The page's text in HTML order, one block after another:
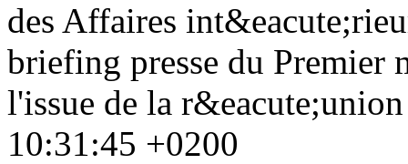
des Affaires
briefing presse du Premier
l'issue de la
10:31:45 +0200